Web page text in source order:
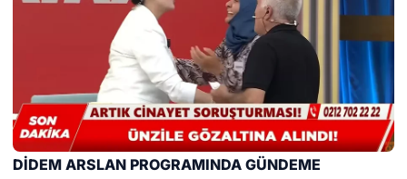
DİDEM ARSLAN PROGRAMINDA GÜNDEME